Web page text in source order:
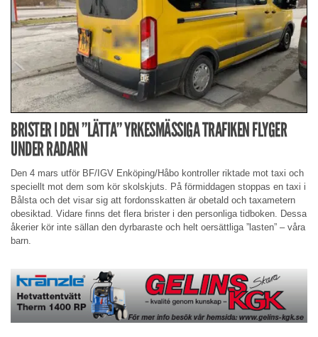
BRISTER I DEN ”LÄTTA” YRKESMÄSSIGA TRAFIKEN FLYGER
UNDER RADARN
Den 4 mars utför BF/IGV Enköping/Håbo kontroller riktade mot taxi och
speciellt mot dem som kör skolskjuts. På förmiddagen stoppas en taxi i
Bålsta och det visar sig att fordonsskatten är obetald och taxametern
obesiktad. Vidare finns det flera brister i den personliga tidboken. Dessa
åkerier kör inte sällan den dyrbaraste och helt oersättliga ”lasten” – våra
barn.